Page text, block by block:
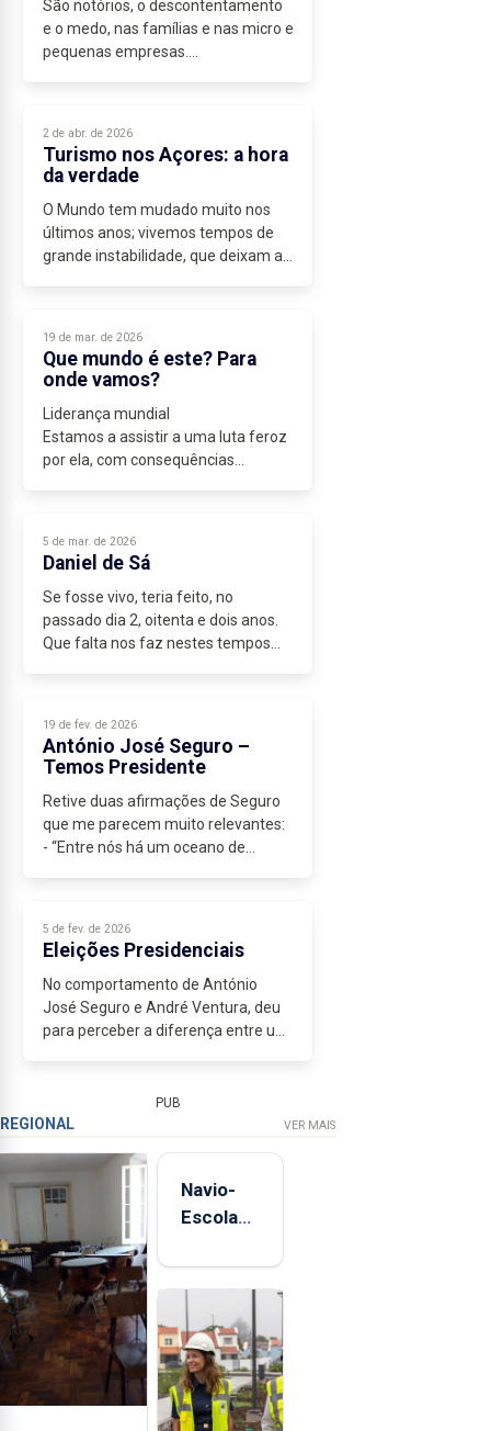
São notórios, o descontentamento
e o medo, nas famílias e nas micro e
pequenas empresas.
Nas micro e pequenas empresas
estamos...
2 de abr. de 2026
Turismo nos Açores: a hora
da verdade
O Mundo tem mudado muito nos
últimos anos; vivemos tempos de
grande instabilidade, que deixam as
19 de mar. de 2026
Que mundo é este? Para
onde vamos?
Liderança mundial
Estamos a assistir a uma luta feroz
por ela, com consequências
A América, a China e a Rússia...
5 de mar. de 2026
Daniel de Sá
Se fosse vivo, teria feito, no
passado dia 2, oitenta e dois anos.
Que falta nos faz nestes tempos
a...
19 de fev. de 2026
António José Seguro –
Temos Presidente
Retive duas afirmações de Seguro
que me parecem muito relevantes:
- “Entre nós há um oceano de
5 de fev. de 2026
Eleições Presidenciais
No comportamento de António
José Seguro e André Ventura, deu
para perceber a diferença entre um
PUB
REGIONAL VER MAIS
Navio-
Escola
está de
aos
Açores